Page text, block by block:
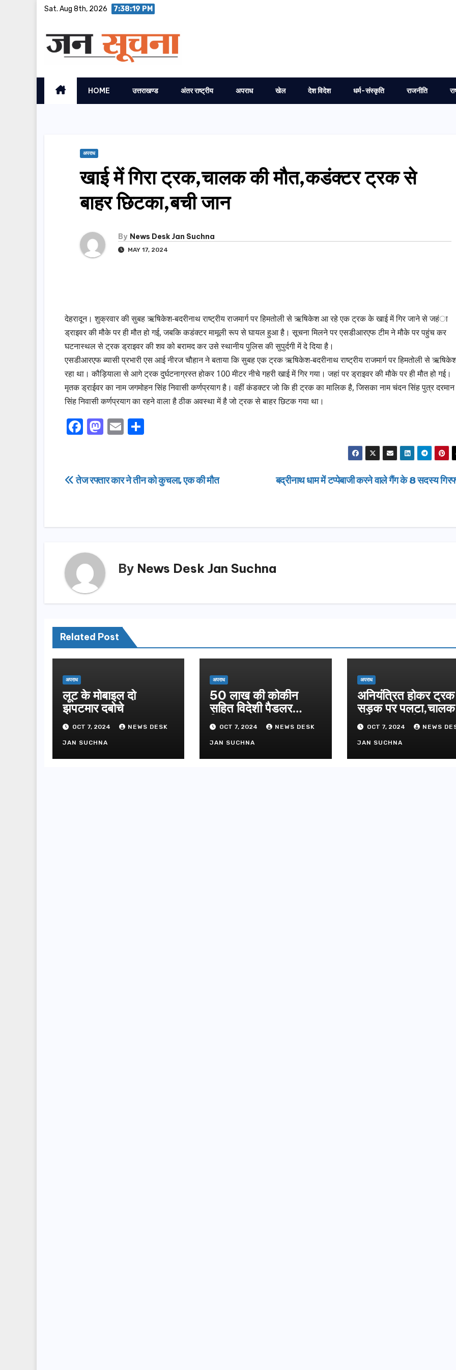
Sat. Aug 8th, 2026 7:38:20 PM
HOME उत्तराखण्ड अंतर राष्ट्रीय अपराध खेल देश विदेश धर्म-संस्कृति राजनीति
अपराध
खाई में गिरा ट्रक,चालक की मौत,कडंक्टर ट्रक से
बाहर छिटका,बची जान
By News Desk Jan Suchna
MAY 17, 2024
देहरादून। शुक्रवार की सुबह ऋषिकेश-बदरीनाथ राष्ट्रीय राजमार्ग पर हिमतोली से ऋषिकेश आ रहे एक ट्रक के खाई में गिर जाने से जहंा
ड्राइवर की मौके पर ही मौत हो गई, जबकि कडंक्टर मामूली रूप से घायल हुआ है। सूचना मिलने पर एसडीआरएफ टीम ने मौके पर पहुंच कर
घटनास्थल से ट्रक ड्राइवर की शव को बरामद कर उसे स्थानीय पुलिस की सुपुर्दगी में दे दिया है।
एसडीआरएफ ब्यासी प्रभारी एस आई नीरज चौहान ने बताया कि सुबह एक ट्रक ऋषिकेश-बदरीनाथ राष्ट्रीय राजमार्ग पर हिमतोली से
रहा था। कौड़ियाला से आगे ट्रक दुर्घटनाग्रस्त होकर 100 मीटर नीचे गहरी खाई में गिर गया। जहां पर ड्राइवर की मौके पर ही मौत हो गई।
मृतक ड्राईवर का नाम जगमोहन सिंह निवासी कर्णप्रयाग है। वहीं कंडक्टर जो कि ही ट्रक का मालिक है, जिसका नाम चंदन सिंह पुत्र दरमान
सिंह निवासी कर्णप्रयाग का रहने वाला है ठीक अवस्था में है जो ट्रक से बाहर छिटक गया था।
F
e
o
M
o
n
E
e
Post
बद्रीनाथ धाम में टप्पेबाजी करने वाले गैंग के 8 सदस्य
तेज रफ्तार कार ने तीन को कुचला, एक की मौत
By News Desk Jan Suchna
Related Post
अपराध
लूट के मोबाइल दो
झपटमार दबोचे
OCT 7, 2024 NEWS DESK
JAN SUCHNA
अपराध
50 लाख की कोकीन
सहित विदेशी पैडलर
गिफ्तार
OCT 7, 2024 NEWS DESK
JAN SUCHNA
अपराध
अनियंत्रित होकर ट्रक
सड़क पर
परिचालक गंभीर
OCT 7, 2024 NEWS
JAN SUCHNA
ग्रीनफील्ड
डीएम ने किया
AUGUST 6,